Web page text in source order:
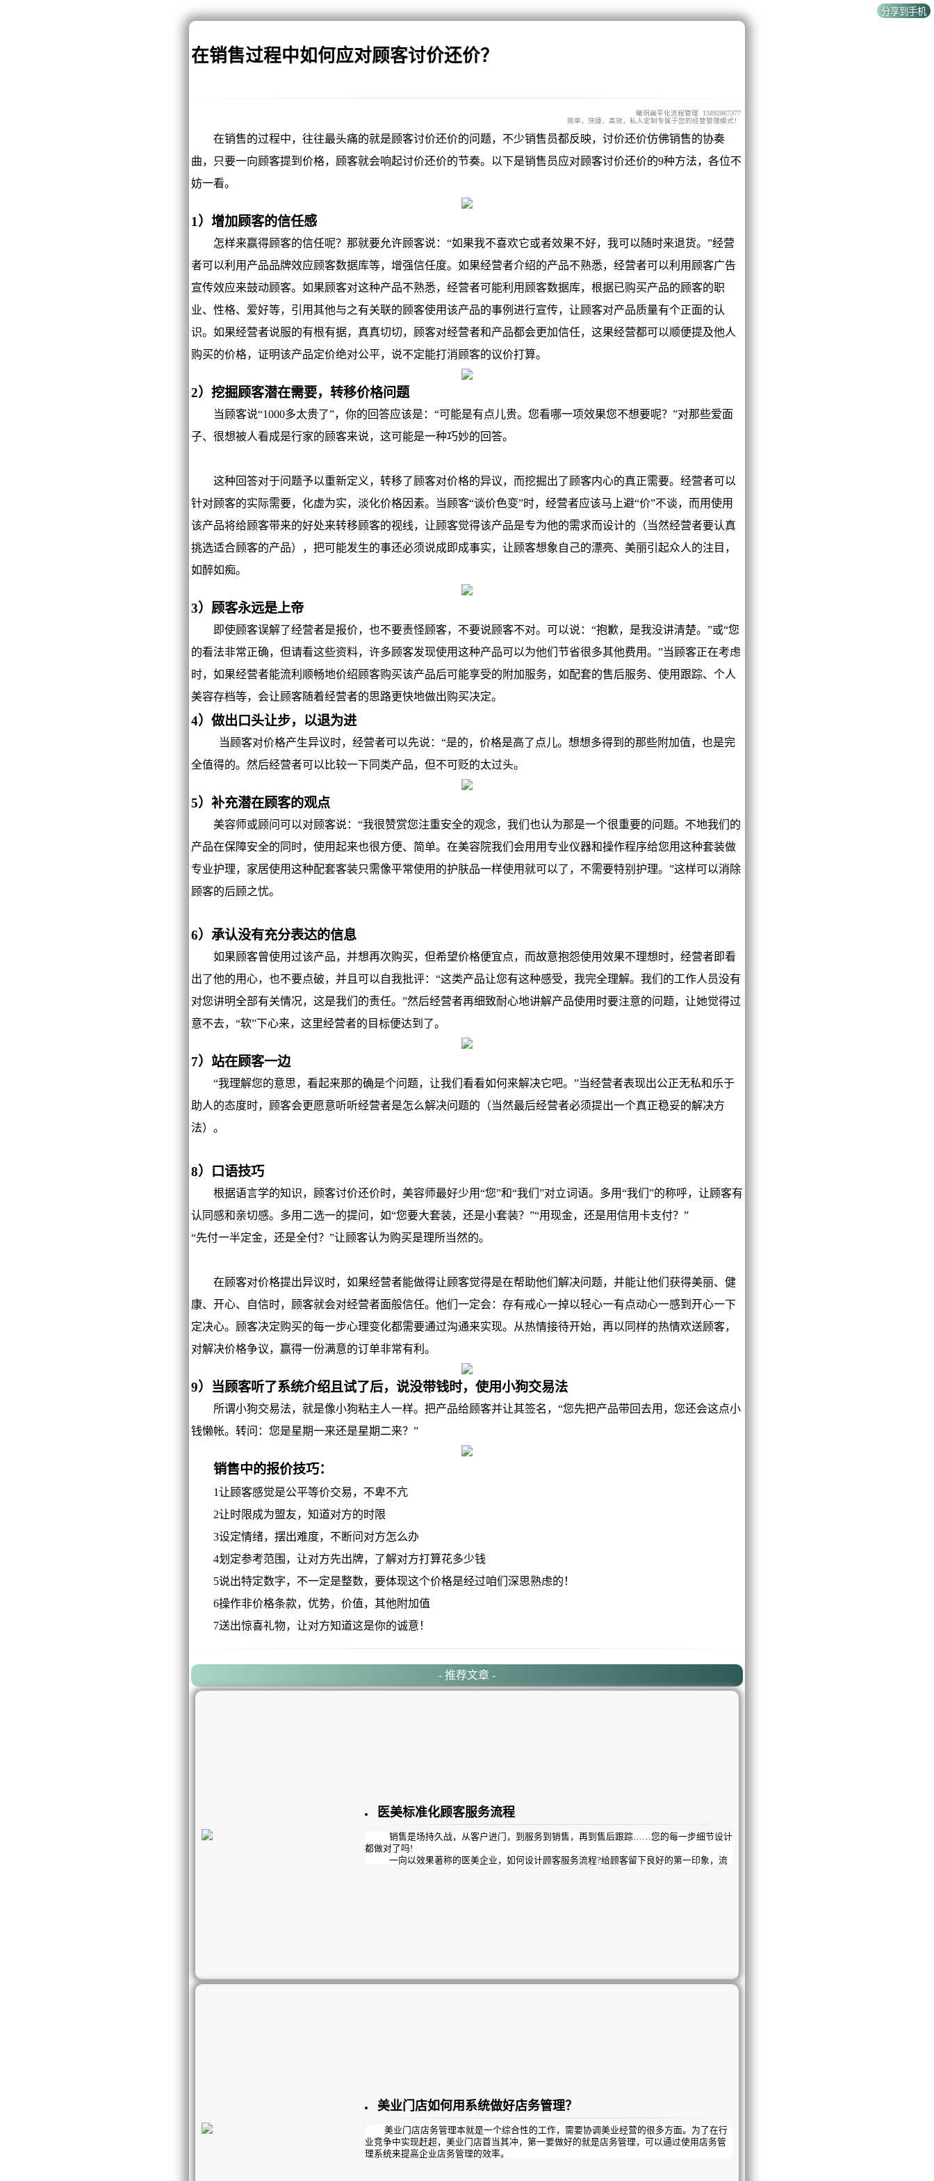
在销售过程中如何应对顾客讨价还价？
曦玥扁平化流程管理 15892867377
简单，快捷，高效，私人定制专属于您的经营管理模式！
在销售的过程中，往往最头痛的就是顾客讨价还价的问题，不少销售员都反映，讨价还价仿佛销售的协奏
曲，只要一向顾客提到价格，顾客就会响起讨价还价的节奏。以下是销售员应对顾客讨价还价的9种方法，各位不
妨一看。
1）增加顾客的信任感
怎样来赢得顾客的信任呢？那就要允许顾客说：“如果我不喜欢它或者效果不好，我可以随时来退货。”经营
者可以利用产品品牌效应顾客数据库等，增强信任度。如果经营者介绍的产品不熟悉，经营者可以利用顾客广告
宣传效应来鼓动顾客。如果顾客对这种产品不熟悉，经营者可能利用顾客数据库，根据已购买产品的顾客的职
业、性格、爱好等，引用其他与之有关联的顾客使用该产品的事例进行宣传，让顾客对产品质量有个正面的认
识。如果经营者说服的有根有据，真真切切，顾客对经营者和产品都会更加信任，这果经营都可以顺便提及他人
购买的价格，证明该产品定价绝对公平，说不定能打消顾客的议价打算。
2）挖掘顾客潜在需要，转移价格问题
当顾客说“1000多太贵了”，你的回答应该是：“可能是有点儿贵。您看哪一项效果您不想要呢？”对那些爱面
子、很想被人看成是行家的顾客来说，这可能是一种巧妙的回答。
这种回答对于问题予以重新定义，转移了顾客对价格的异议，而挖掘出了顾客内心的真正需要。经营者可以
针对顾客的实际需要，化虚为实，淡化价格因素。当顾客“谈价色变”时，经营者应该马上避“价”不谈，而用使用
该产品将给顾客带来的好处来转移顾客的视线，让顾客觉得该产品是专为他的需求而设计的（当然经营者要认真
挑选适合顾客的产品），把可能发生的事还必须说成即成事实，让顾客想象自己的漂亮、美丽引起众人的注目，
如醉如痴。
3）顾客永远是上帝
即使顾客误解了经营者是报价，也不要责怪顾客，不要说顾客不对。可以说：“抱歉，是我没讲清楚。”或“您
的看法非常正确，但请看这些资料，许多顾客发现使用这种产品可以为他们节省很多其他费用。”当顾客正在考虑
时，如果经营者能流利顺畅地价绍顾客购买该产品后可能享受的附加服务，如配套的售后服务、使用跟踪、个人
美容存档等，会让顾客随着经营者的思路更快地做出购买决定。
4）做出口头让步，以退为进
当顾客对价格产生异议时，经营者可以先说：“是的，价格是高了点儿。想想多得到的那些附加值，也是完
全值得的。然后经营者可以比较一下同类产品，但不可贬的太过头。
5）补充潜在顾客的观点
美容师或顾问可以对顾客说：“我很赞赏您注重安全的观念，我们也认为那是一个很重要的问题。不地我们的
产品在保障安全的同时，使用起来也很方便、简单。在美容院我们会用用专业仪器和操作程序给您用这种套装做
专业护理，家居使用这种配套客装只需像平常使用的护肤品一样使用就可以了，不需要特别护理。”这样可以消除
顾客的后顾之忧。
6）承认没有充分表达的信息
如果顾客曾使用过该产品，并想再次购买，但希望价格便宜点，而故意抱怨使用效果不理想时，经营者即看
出了他的用心，也不要点破，并且可以自我批评：“这类产品让您有这种感受，我完全理解。我们的工作人员没有
对您讲明全部有关情况，这是我们的责任。”然后经营者再细致耐心地讲解产品使用时要注意的问题，让她觉得过
意不去，“软”下心来，这里经营者的目标便达到了。
7）站在顾客一边
“我理解您的意思，看起来那的确是个问题，让我们看看如何来解决它吧。”当经营者表现出公正无私和乐于
助人的态度时，顾客会更愿意听听经营者是怎么解决问题的（当然最后经营者必须提出一个真正稳妥的解决方
法）。
8）口语技巧
根据语言学的知识，顾客讨价还价时，美容师最好少用“您”和“我们”对立词语。多用“我们”的称呼，让顾客有
认同感和亲切感。多用二选一的提问，如“您要大套装，还是小套装？”“用现金，还是用信用卡支付？”
“先付一半定金，还是全付？”让顾客认为购买是理所当然的。
在顾客对价格提出异议时，如果经营者能做得让顾客觉得是在帮助他们解决问题，并能让他们获得美丽、健
康、开心、自信时，顾客就会对经营者面般信任。他们一定会：存有戒心一掉以轻心一有点动心一感到开心一下
定决心。顾客决定购买的每一步心理变化都需要通过沟通来实现。从热情接待开始，再以同样的热情欢送顾客，
对解决价格争议，赢得一份满意的订单非常有利。
9）当顾客听了系统介绍且试了后，说没带钱时，使用小狗交易法
所谓小狗交易法，就是像小狗粘主人一样。把产品给顾客并让其签名，“您先把产品带回去用，您还会这点小
钱懒帐。转问：您是星期一来还是星期二来？”
销售中的报价技巧：
1让顾客感觉是公平等价交易，不卑不亢
2让时限成为盟友，知道对方的时限
3设定情绪，摆出难度，不断问对方怎么办
4划定参考范围，让对方先出牌，了解对方打算花多少钱
5说出特定数字，不一定是整数，要体现这个价格是经过咱们深思熟虑的！
6操作非价格条款，优势，价值，其他附加值
7送出惊喜礼物，让对方知道这是你的诚意！
- 推荐文章 -
医美标准化顾客服务流程
销售是场持久战，从客户进门，到服务到销售，再到售后跟踪……您的每一步细节设计
都做对了吗!
一向以效果著称的医美企业，如何设计顾客服务流程?给顾客留下良好的第一印象，流
美业门店如何用系统做好店务管理？
美业门店店务管理本就是一个综合性的工作，需要协调美业经营的很多方面。为了在行
业竞争中实现赶超，美业门店首当其冲，第一要做好的就是店务管理，可以通过使用店务管
理系统来提高企业店务管理的效率。